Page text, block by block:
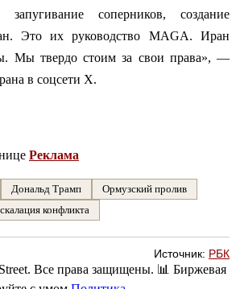
соперников, создание
Это их руководство MAGA. Иран
Мы твердо стоим за свои права», —
в соцсети X.
Реклама
Дональд Трамп
Ормузский пролив
конфликта
Источник: РБК
Все права защищены. 📊 Биржевая